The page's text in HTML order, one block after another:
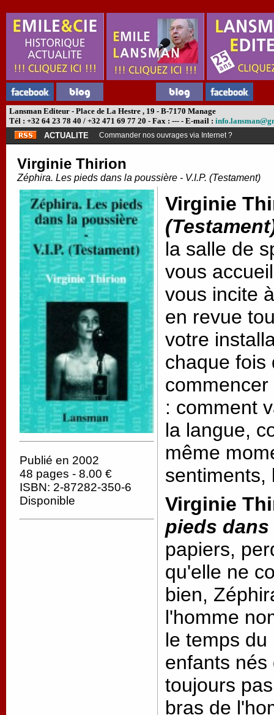
Lansman Editeur - Place de La Hestre , 19 - B-7170 Manage
Tél : +32 64 23 78 40 / +32 471 69 77 20 - Fax : --- - E-mail :
ACTUALITE
Commander nos ouvrages via Internet ?
Virginie Thirion
Zéphira. Les pieds dans la poussière - V.I.P. (Testament)
Publié en 2002
48 pages - 8.00 €
ISBN: 2-87282-350-6
Disponible
Virginie
la salle de
vous
vous incite
en revue
votre
chaque fois
: comment
la langue,
même
Virginie
pieds
papiers,
qu'elle ne
bien,
l'homme
le temps
enfants nés
toujours
bras de